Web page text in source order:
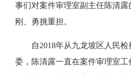
事们对案件审理室副主任陈清
刚、勇挑重担。
自2018年从九龙坡区人民检
委，陈清露一直在案件审理室